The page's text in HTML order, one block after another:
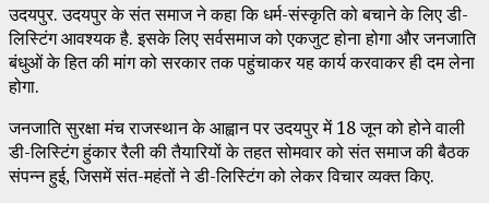
उदयपुर. उदयपुर के संत समाज ने कहा कि धर्म-संस्कृति को बचाने के लिए डी-
लिस्टिंग आवश्यक है. इसके लिए सर्वसमाज को एकजुट होना होगा और जनजाति
बंधुओं के हित की मांग को सरकार तक पहुंचाकर यह कार्य करवाकर ही दम लेना
होगा.
जनजाति सुरक्षा मंच राजस्थान के आह्वान पर उदयपुर में 18 जून को होने वाली
डी-लिस्टिंग हुंकार रैली की तैयारियों के तहत सोमवार को संत समाज की बैठक
संपन्न हुई, जिसमें संत-महंतों ने डी-लिस्टिंग को लेकर विचार व्यक्त किए.